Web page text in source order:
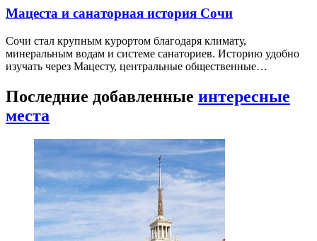
Мацеста и санаторная история Сочи
Сочи стал крупным курортом благодаря климату,
минеральным водам и системе санаториев. Историю удобно
изучать через Мацесту, центральные общественные…
Последние добавленные интересные
места